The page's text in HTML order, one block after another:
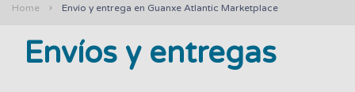
Home Envío y entrega en Guanxe Atlantic Marketplace
Envíos y entregas